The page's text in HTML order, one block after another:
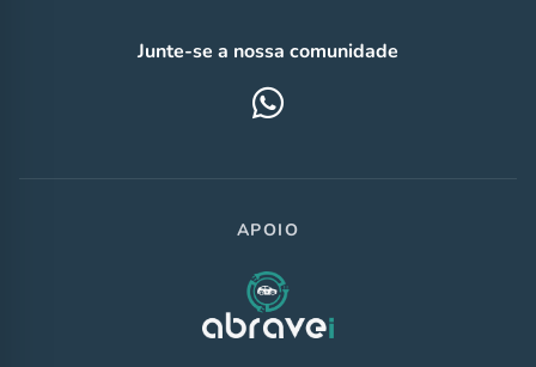
Junte-se a nossa comunidade
APOIO